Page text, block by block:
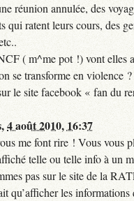
réunion annulée, des
qui ratent leurs cours, des
( m^me pot !) vont elles
se transforme en violence ?
le site facebook « fan du
4 août 2010, 16:37
me font rire ! Vous vous
telle ou telle info à un
pas sur le site de la
qu’afficher les